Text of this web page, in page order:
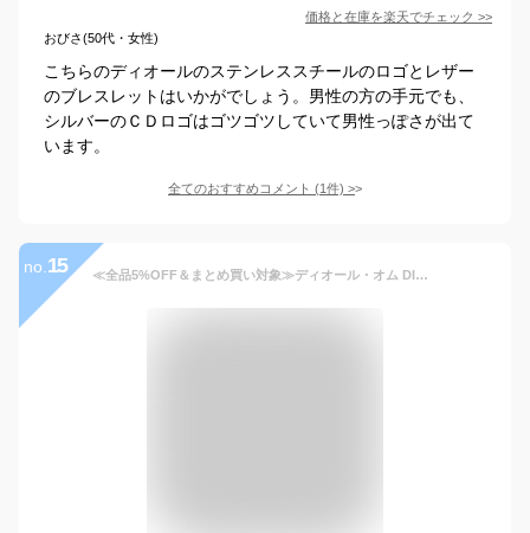
価格と在庫を楽天でチェック >>
おびさ(50代・女性)
こちらのディオールのステンレススチールのロゴとレザー
のブレスレットはいかがでしょう。男性の方の手元でも、
シルバーのＣＤロゴはゴツゴツしていて男性っぽさが出て
います。
全てのおすすめコメント (1件) >
no. 15 ≪全品5%OFF＆まとめ買い対象≫ディオール・オム DIOR HOMME COUTURE ブレスレット アクセサリー レザー ステンレススチール メンズ ブラック系 / シルバー系 B1896HOMLE004 【新品】